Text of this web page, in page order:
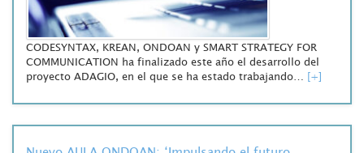
CODESYNTAX, KREAN, ONDOAN y SMART STRATEGY FOR
COMMUNICATION ha finalizado este año el desarrollo del
proyecto ADAGIO, en el que se ha estado trabajando… [+]